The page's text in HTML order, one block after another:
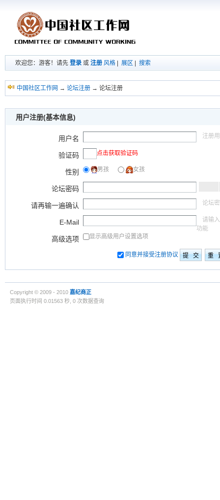
欢迎您：游客！请先 登录 或 注册 风格 展区 搜索
中国社区工作网 → 论坛注册 → 论坛注册
用户注册(基本信息)
用户名 注册
验证码 点击获取验证码
性别 男孩 女孩
论坛密码
请再输一遍确认 论坛
E-Mail
请输
功能
高级选项 显示高级用户设置选项
同意并接受注册协议
Copyright © 2009 - 2010 嘉纪商正
页面执行时间 0.01563 秒, 0 次数据查询